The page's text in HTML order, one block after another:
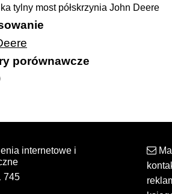
tylny most półskrzynia John Deere
porównawcze
internetowe i
745